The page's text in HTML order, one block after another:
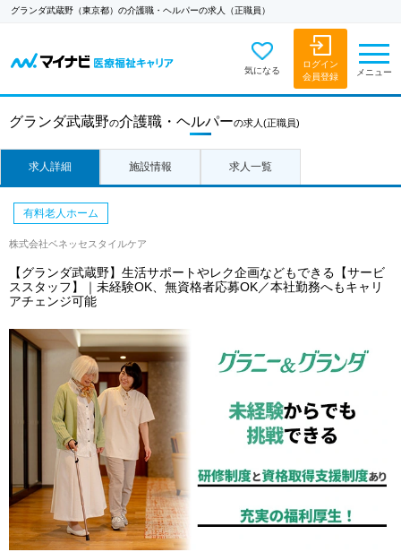
グランダ武蔵野（東京都）の介護職・ヘルパーの求人（正職員）
気になる
ログイン
会員登録
メニュー
グランダ武蔵野の介護職・ヘルパーの求人 (正職員)
求人詳細 施設情報 求人一覧
有料老人ホーム
株式会社ベネッセスタイルケア
【グランダ武蔵野】生活サポートやレク企画などもできる【サービ
ススタッフ】｜未経験OK、無資格者応募OK／本社勤務へもキャリ
アチェンジ可能